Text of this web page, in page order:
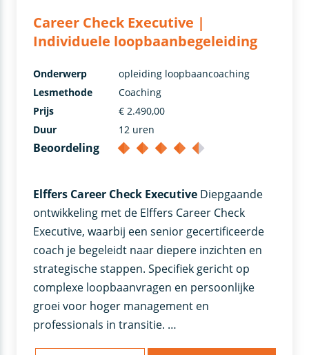
Career Check Executive |
Individuele loopbaanbegeleiding
Elffers Career Check Executive Diepgaande
ontwikkeling met de Elffers Career Check
Executive, waarbij een senior gecertificeerde
coach je begeleidt naar diepere inzichten en
strategische stappen. Specifiek gericht op
complexe loopbaanvragen en persoonlijke
groei voor hoger management en
professionals in transitie. …
Onderwerp
opleiding loopbaancoaching
Lesmethode
Coaching
Prijs
€ 2.490,00
Duur
12 uren
Beoordeling